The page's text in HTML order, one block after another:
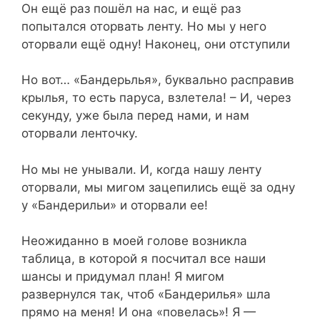
Он ещё раз пошёл на нас, и ещё раз
попытался оторвать ленту. Но мы у него
оторвали ещё одну! Наконец, они отступили
Но вот… «Бандерьлья», буквально расправив
крылья, то есть паруса, взлетела! – И, через
секунду, уже была перед нами, и нам
оторвали ленточку.
Но мы не унывали. И, когда нашу ленту
оторвали, мы мигом зацепились ещё за одну
у «Бандерильи» и оторвали ее!
Неожиданно в моей голове возникла
таблица, в которой я посчитал все наши
шансы и придумал план! Я мигом
развернулся так, чтоб «Бандерилья» шла
прямо на меня! И она «повелась»! Я —